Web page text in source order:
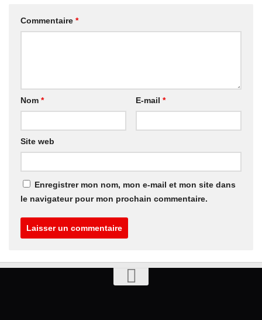
Commentaire *
Nom * E-mail *
Site web
Enregistrer mon nom, mon e-mail et mon site dans
le navigateur pour mon prochain commentaire.